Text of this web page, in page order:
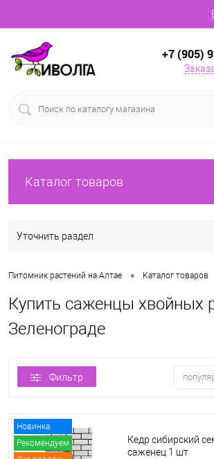
+7 (905)
Каталог товаров
Уточнить раздел
Питомник растений на Алтае • Каталог товаров
Купить саженцы хвойных
Зеленограде
Фильтр
Новинка
Рекомендуем
Кедр сибирский
саженец 1 шт